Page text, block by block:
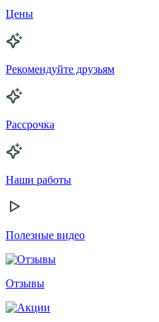
Цены
Рекомендуйте друзьям
Рассрочка
Наши работы
Полезные видео
Отзывы